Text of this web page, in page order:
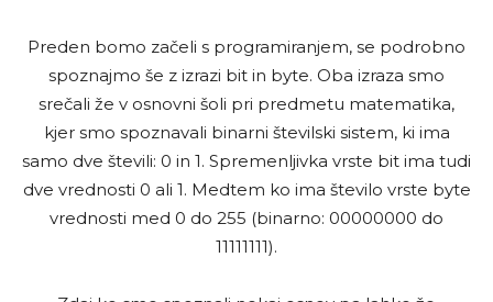
Preden bomo začeli s programiranjem, se podrobno
spoznajmo še z izrazi bit in byte. Oba izraza smo
srečali že v osnovni šoli pri predmetu matematika,
kjer smo spoznavali binarni številski sistem, ki ima
samo dve števili: 0 in 1. Spremenljivka vrste bit ima tudi
dve vrednosti 0 ali 1. Medtem ko ima število vrste byte
vrednosti med 0 do 255 (binarno: 00000000 do
11111111).